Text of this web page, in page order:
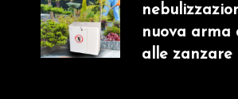
nuova arma
alle zanzare